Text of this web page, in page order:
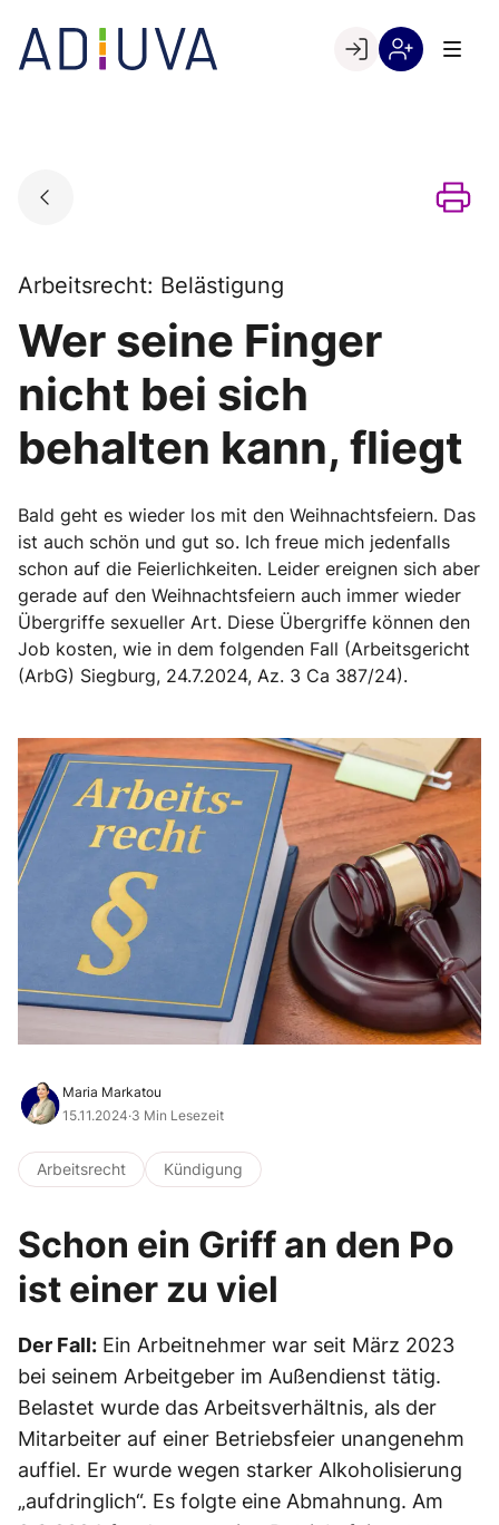
content
Go to landing page.
Arbeitsrecht: Belästigung
Wer seine Finger
nicht bei sich
behalten kann, fliegt
Bald geht es wieder los mit den Weihnachtsfeiern. Das
ist auch schön und gut so. Ich freue mich jedenfalls
schon auf die Feierlichkeiten. Leider ereignen sich aber
gerade auf den Weihnachtsfeiern auch immer wieder
Übergriffe sexueller Art. Diese Übergriffe können den
Job kosten, wie in dem folgenden Fall (Arbeitsgericht
(ArbG) Siegburg, 24.7.2024, Az. 3 Ca 387/24).
Maria Markatou
15.11.2024·3 Min Lesezeit
Arbeitsrecht Kündigung
Schon ein Griff an den Po
ist einer zu viel
Der Fall: Ein Arbeitnehmer war seit März 2023
bei seinem Arbeitgeber im Außendienst tätig.
Belastet wurde das Arbeitsverhältnis, als der
Mitarbeiter auf einer Betriebsfeier unangenehm
auffiel. Er wurde wegen starker Alkoholisierung
„aufdringlich“. Es folgte eine Abmahnung. Am